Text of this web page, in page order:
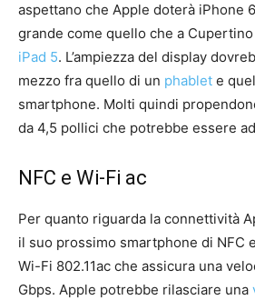
aspettano che Apple doterà iPhone
grande come quello che a
iPad 5. L’ampiezza del display
mezzo fra quello di un phablet e
smartphone. Molti quindi
da 4,5 pollici che potrebbe essere
NFC e Wi-Fi ac
Per quanto riguarda la connettività
il suo prossimo smartphone di NFC
Wi-Fi 802.11ac che assicura una
Gbps. Apple potrebbe rilasciare una